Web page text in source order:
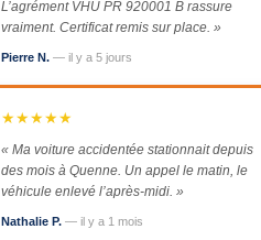
L’agrément VHU PR 920001 B rassure
vraiment. Certificat remis sur place. »
Pierre N. — il y a 5 jours
★★★★★
« Ma voiture accidentée stationnait depuis
des mois à Quenne. Un appel le matin, le
véhicule enlevé l’après-midi. »
Nathalie P. — il y a 1 mois